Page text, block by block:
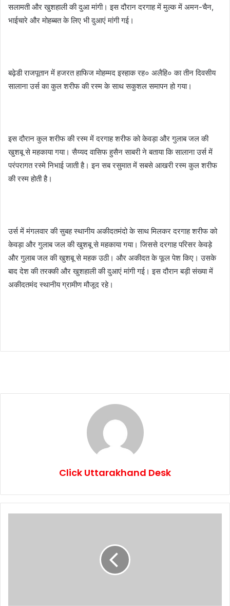
सलामती और खुशहाली की दुआ मांगी। इस दौरान दरगाह में मुल्क में अमन-चैन,
भाईचारे और मोहब्बत के लिए भी दुआएं मांगी गई।
बढ़ेडी राजपूतान में हजरत हाफिज मोहम्मद इस्हाक रह० अलैहि० का तीन दिवसीय
सालाना उर्स का कुल शरीफ की रस्म के साथ सकुशल समापन हो गया।
इस दौरान कुल शरीफ की रस्म में दरगाह शरीफ को केवड़ा और गुलाब जल की
खुशबू से महकाया गया। सैय्यद वासिफ हुसैन साबरी ने बताया कि सालाना उर्स में
परंपरागत रस्मे निभाई जाती है। इन सब रसुमात में सबसे आखरी रस्म कुल शरीफ
की रस्म होती है।
उर्स में मंगलवार की सुबह स्थानीय अकीदतमंदो के साथ मिलकर दरगाह शरीफ को
केवड़ा और गुलाब जल की खुशबू से महकाया गया। जिससे दरगाह परिसर केवड़े
और गुलाब जल की खुशबू से महक उठी। और अकीदत के फूल पेश किए। उसके
बाद देश की तरक्की और खुशहाली की दुआएं मांगी गई। इस दौरान बड़ी संख्या में
अकीदतमंद स्थानीय ग्रामीण मौजूद रहे।
Click Uttarakhand Desk